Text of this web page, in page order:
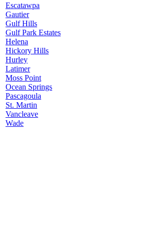
Escatawpa
Gautier
Gulf Hills
Gulf Park Estates
Helena
Hickory Hills
Hurley
Latimer
Moss Point
Ocean Springs
Pascagoula
St. Martin
Vancleave
Wade